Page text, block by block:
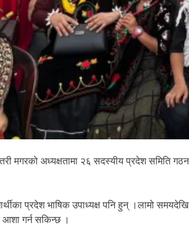
मगरको अध्यक्षतामा २६ सदस्यीय प्रदेश समिति
प्रदेश भाषिक उपाध्यक्ष पनि हुन् ।लामो
गर्न सकिन्छ ।